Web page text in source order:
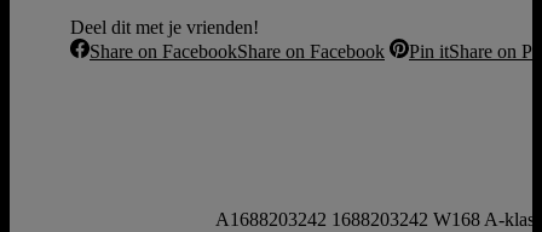
Deel dit met je vrienden!
Share on FacebookShare on Facebook Pin itShare on
A1688203242 1688203242 W168 A-